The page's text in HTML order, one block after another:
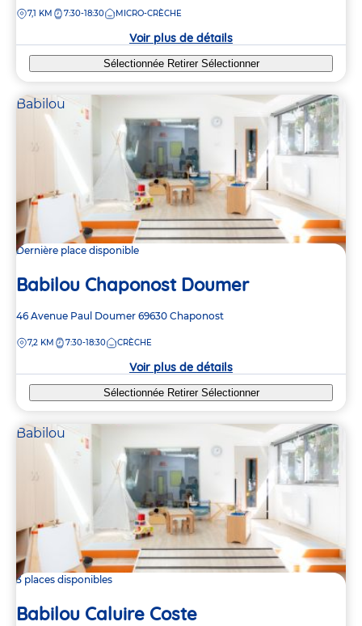
la
DISTANCE
7,1 KM 7:30-18:30 MICRO-CRÈCHE
Voir plus de détails
Sélectionnée Retirer Sélectionner
Babilou
Dernière place disponible
Babilou Chaponost Doumer
Adresse
la
46 Avenue Paul Doumer 69630 Chaponost
DISTANCE
7,2 KM 7:30-18:30 CRÈCHE
Voir plus de détails
Sélectionnée Retirer Sélectionner
Babilou
3 places disponibles
Babilou Caluire Coste